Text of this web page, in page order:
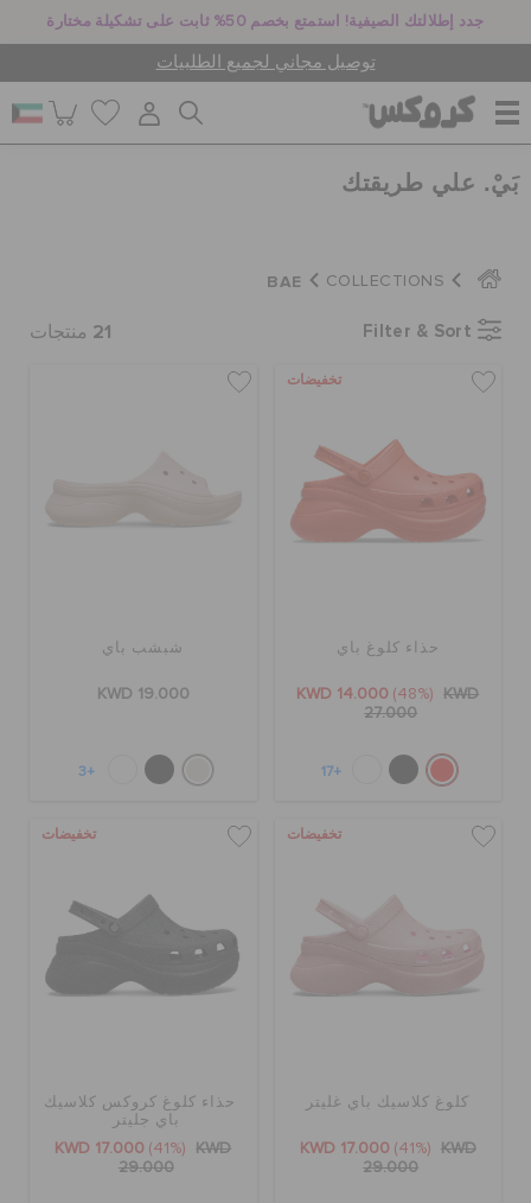
جدد إطلالتك الصيفية! استمتع بخصم 50% ثابت على تشكيلة مختارة
توصيل مجاني لجميع الطلبيات
للنساء
للرجال
جيبيتز تشارمز
كروكس لمكان العمل
مميز
تسجيل الدخول / اشتراك
قائمة الامنيات
تحديد موقع المتجر
حالة الطلبية
خدمة العملاء
بَيْ. علي طريقتك
COLLECTIONS
BAE
Filter & Sort
21 منتجات
تخفيضات
حذاء كلوغ باي
KWD 14.000 (48%)
KWD
27.000
+17
شبشب باي
KWD 19.000
+3
تخفيضات
كلوغ كلاسيك باي غليتر
KWD 17.000 (41%)
KWD
29.000
تخفيضات
حذاء كلوغ كروكس كلاسيك
باي جليتر
KWD 17.000 (41%)
KWD
29.000